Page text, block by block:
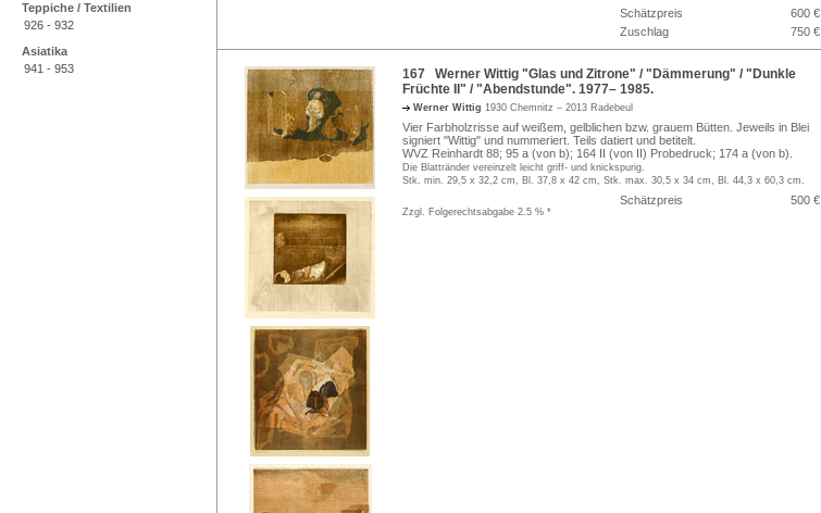
Teppiche / Textilien
926 - 932
Asiatika
941 - 953
Schätzpreis
600 €
Zuschlag
750 €
167 Werner Wittig "Glas und Zitrone" / "Dämmerung" / "Dunkle
Früchte II" / "Abendstunde". 1977– 1985.
Werner Wittig 1930 Chemnitz – 2013 Radebeul
Vier Farbholzrisse auf weißem, gelblichen bzw. grauem Bütten. Jeweils in Blei
signiert "Wittig" und nummeriert. Teils datiert und betitelt.
WVZ Reinhardt 88; 95 a (von b); 164 II (von II) Probedruck; 174 a (von b).
Die Blattränder vereinzelt leicht griff- und knickspurig.
Stk. min. 29,5 x 32,2 cm, Bl. 37,8 x 42 cm, Stk. max. 30,5 x 34 cm, Bl. 44,3 x 60,3 cm.
Schätzpreis 500 €
Zzgl. Folgerechtsabgabe 2.5 % *